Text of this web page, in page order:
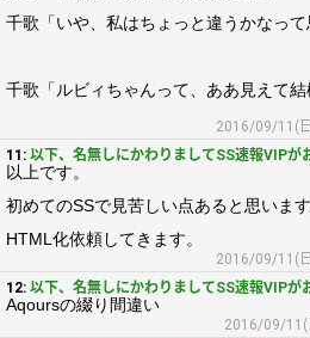
千歌「いや、私はちょっと違うかなって
千歌「ルビィちゃんって、ああ見えて結
2016/09/11(
11: 以下、名無しにかわりましてSS速報VIPが
以上です。
初めてのSSで見苦しい点あると思いま
HTML化依頼してきます。
2016/09/11(
12: 以下、名無しにかわりましてSS速報VIPが
Aqoursの綴り間違い
2016/09/11(